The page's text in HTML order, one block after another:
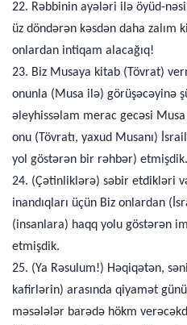
22. Rəbbinin ayələri ilə öyüd-
üz döndərən kəsdən daha zalım
onlardan intiqam alacağıq!
23. Biz Musaya kitab (Tövrat)
onunla (Musa ilə) görüşəcəyinə
əleyhissəlam merac gecəsi Musa
onu (Tövratı, yaxud Musanı)
yol göstərən bir rəhbər) etmişdik.
24. (Çətinliklərə) səbir etdikləri
inandıqları üçün Biz onlardan
(insanlara) haqq yolu göstərən
etmişdik.
25. (Ya Rəsulum!) Həqiqətən,
kafirlərin) arasında qiyamət
məsələlər barədə hökm